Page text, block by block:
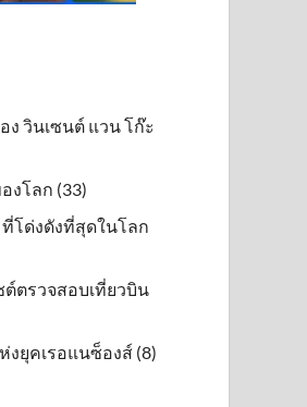
ง วินเซนต์ แวน โก๊ะ
งโลก (33)
โด่งดังที่สุดในโลก
ต์ตรวจสอบเที่ยวบิน
งยุคเรอแนซ็องส์ (8)